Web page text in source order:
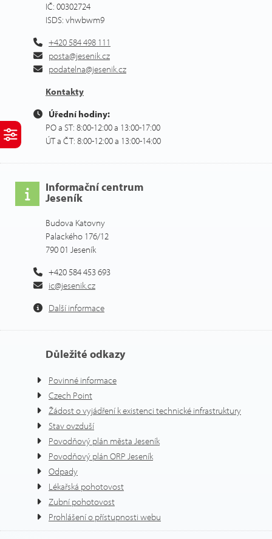
IČ: 00302724
ISDS: vhwbwm9
+420 584 498 111
posta@jesenik.cz
podatelna@jesenik.cz
Kontakty
Úřední hodiny:
PO a ST: 8:00-12:00 a 13:00-17:00
ÚT a ČT: 8:00-12:00 a 13:00-14:00
Informační centrum
Jeseník
Budova Katovny
Palackého 176/12
790 01 Jeseník
+420 584 453 693
ic@jesenik.cz
Další informace
Důležité odkazy
Povinné informace
Czech Point
Žádost o vyjádření k existenci technické infrastruktury
Stav ovzduší
Povodňový plán města Jeseník
Povodňový plán ORP Jeseník
Odpady
Lékařská pohotovost
Zubní pohotovost
Prohlášení o přístupnosti webu